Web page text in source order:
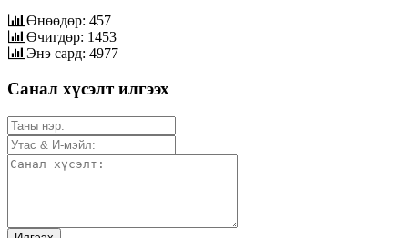
Өнөөдөр: 457
Өчигдөр: 1453
Энэ сард: 4977
Санал хүсэлт илгээх